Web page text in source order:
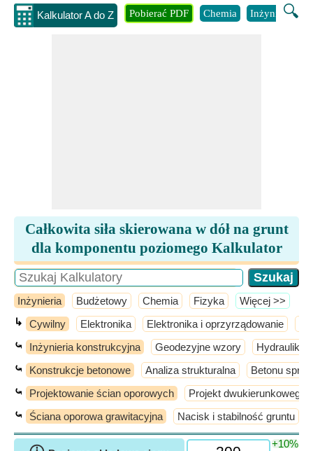
Kalkulator A do Z 🔍
Pobierać PDF Chemia Inżynieria
Całkowita siła skierowana w dół na grunt
dla komponentu poziomego Kalkulator
Inżynieria Budżetowy Chemia Fizyka ​Więcej >>
↳ Cywilny Elektronika Elektronika i oprzyrządowanie
⤿ Inżynieria konstrukcyjna Geodezyjne wzory Hydraulika
⤿ Konstrukcje betonowe Analiza strukturalna Betonu
⤿ Projektowanie ścian oporowych Projekt dwukierunkowego
⤿ Ściana oporowa grawitacyjna Nacisk i stabilność gruntu
+10%